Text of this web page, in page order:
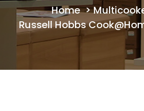
Home>
Russell Hobbs